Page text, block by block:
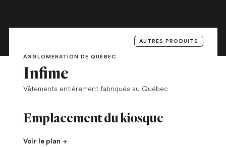
AUTRES PRODUITS
AGGLOMÉRATION DE QUÉBEC
Infime
Vêtements entièrement fabriqués au Québec
Emplacement du kiosque
Voir le plan